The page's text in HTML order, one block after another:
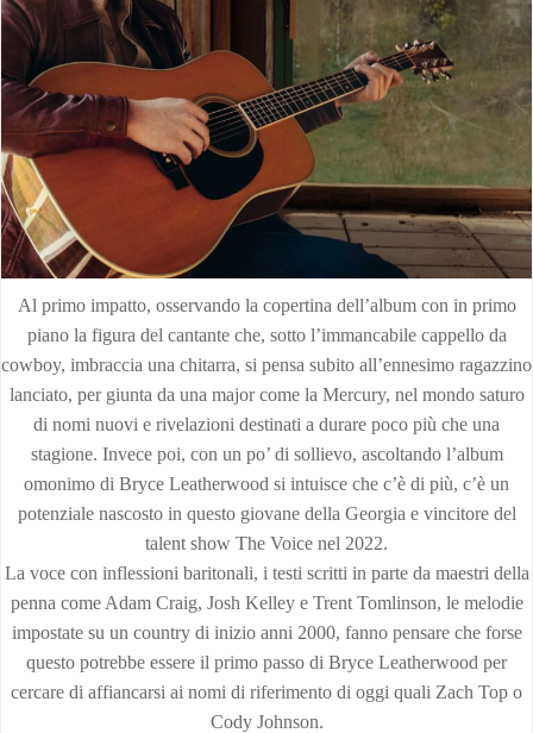
Al primo impatto, osservando la copertina dell’album con in primo
piano la figura del cantante che, sotto l’immancabile cappello da
cowboy, imbraccia una chitarra, si pensa subito all’ennesimo ragazzino
lanciato, per giunta da una major come la Mercury, nel mondo saturo
di nomi nuovi e rivelazioni destinati a durare poco più che una
stagione. Invece poi, con un po’ di sollievo, ascoltando l’album
omonimo di Bryce Leatherwood si intuisce che c’è di più, c’è un
potenziale nascosto in questo giovane della Georgia e vincitore del
talent show The Voice nel 2022.
La voce con inflessioni baritonali, i testi scritti in parte da maestri della
penna come Adam Craig, Josh Kelley e Trent Tomlinson, le melodie
impostate su un country di inizio anni 2000, fanno pensare che forse
questo potrebbe essere il primo passo di Bryce Leatherwood per
cercare di affiancarsi ai nomi di riferimento di oggi quali Zach Top o
Cody Johnson.